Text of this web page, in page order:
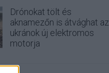
Drónokat tölt és
aknamezőn is átvághat az
ukránok új elektromos
motorja